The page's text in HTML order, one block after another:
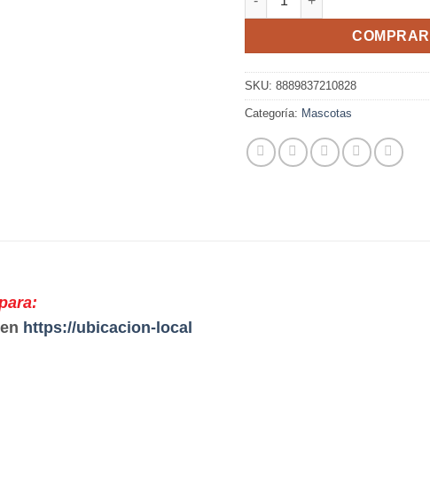
COMPRAR
SKU: 8889837210828
Categoría: Mascotas
https://ubicacion-local